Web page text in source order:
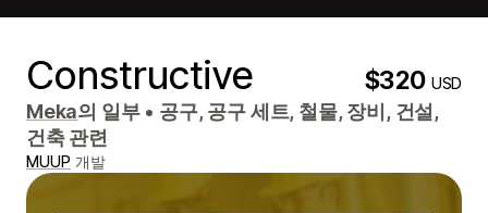
Constructive $320USD
Meka의 일부 • 공구, 공구 세트, 철물, 장비, 건설,
건축 관련
MUUP 개발